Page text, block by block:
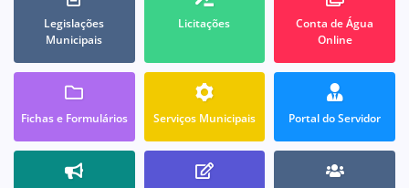
Legislações
Municipais
Licitações
Conta de Água
Online
Fichas e Formulários Serviços Municipais Portal do Servidor